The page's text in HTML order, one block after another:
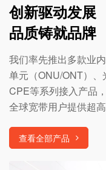
创新驱动发展
品质铸就品牌
我们率先推出多款业
单元（ONU/ONT）、
CPE等系列接入产品
全球宽带用户提供超高
查看全部产品